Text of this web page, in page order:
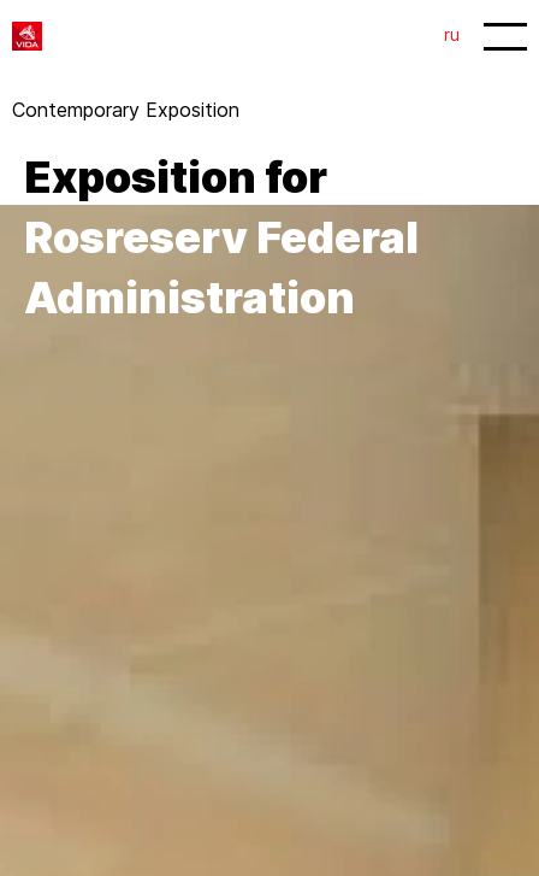
ru
Contemporary Exposition
Exposition for
Rosreserv Federal
Administration